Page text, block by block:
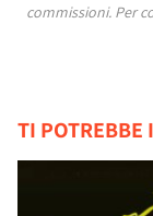
commissioni. Per
TI POTREBBE